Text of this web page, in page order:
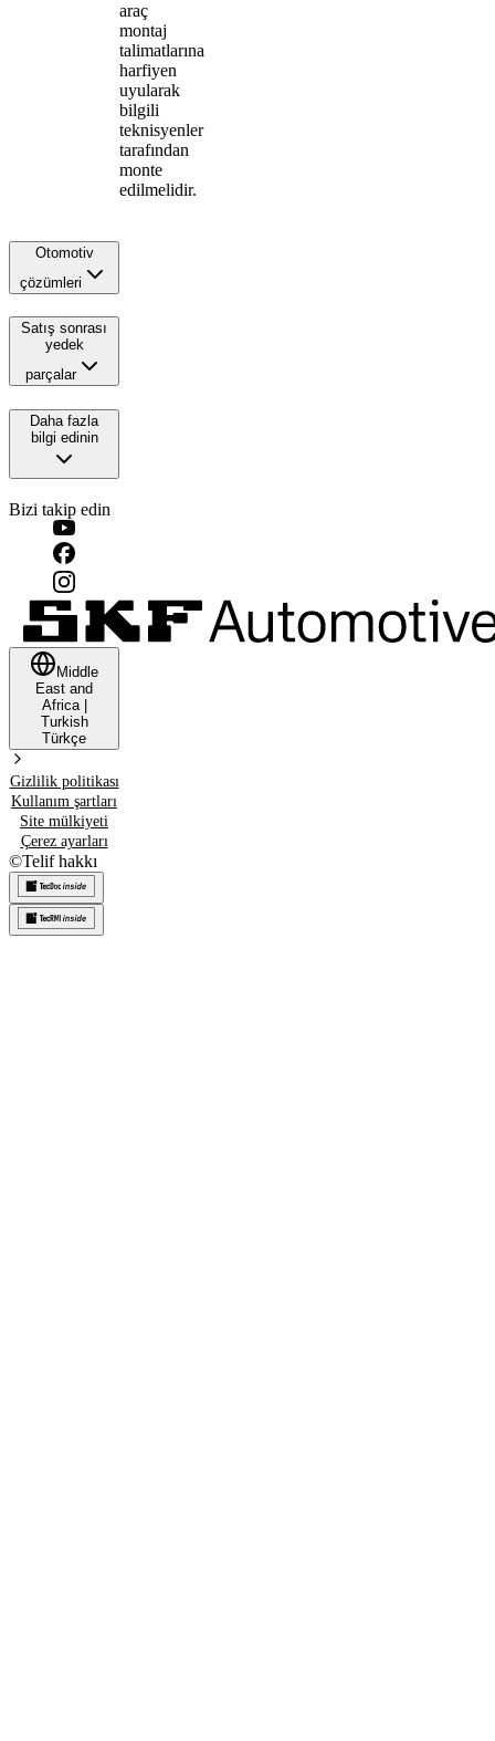
araç
montaj
talimatlarına
harfiyen
uyularak
bilgili
teknisyenler
tarafından
monte
edilmelidir.
Otomotiv
çözümleri
Satış sonrası
yedek
parçalar
Daha fazla
bilgi edinin
Bizi takip edin
Middle
East and
Africa|
Turkish
Türkçe
Gizlilik politikası
Kullanım şartları
Site mülkiyeti
Çerez ayarları
©Telif hakkı